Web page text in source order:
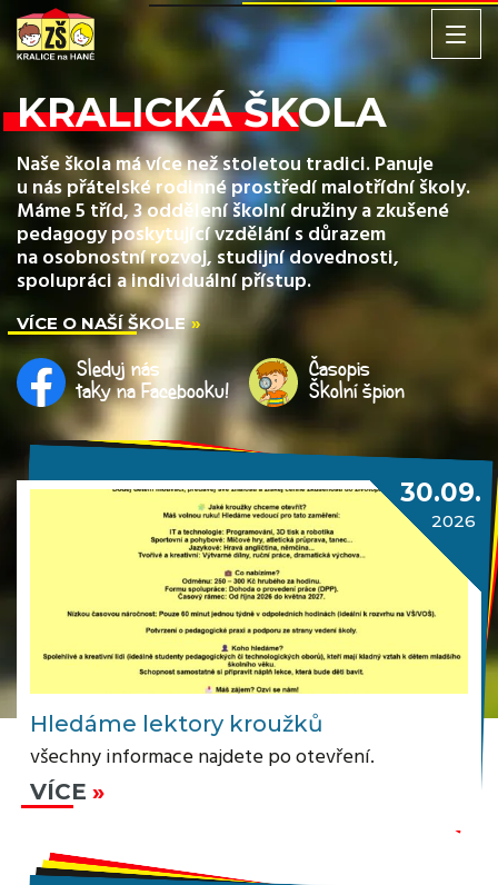
KRALICKÁ ŠKOLA
Naše škola má více než stoletou tradici. Panuje
u nás přátelské rodinné prostředí malotřídní školy.
Máme 5 tříd, 3 oddělení školní družiny a zkušené
pedagogy poskytující vzdělání s důrazem
na osobnostní rozvoj, studijní dovednosti,
spolupráci a individuální přístup.
VÍCE O NAŠÍ ŠKOLE
Sleduj nás
taky na Facebooku!
Časopis
Školní špion
30.09.
2026
Hledáme lektory kroužků
všechny informace najdete po otevření.
VÍCE